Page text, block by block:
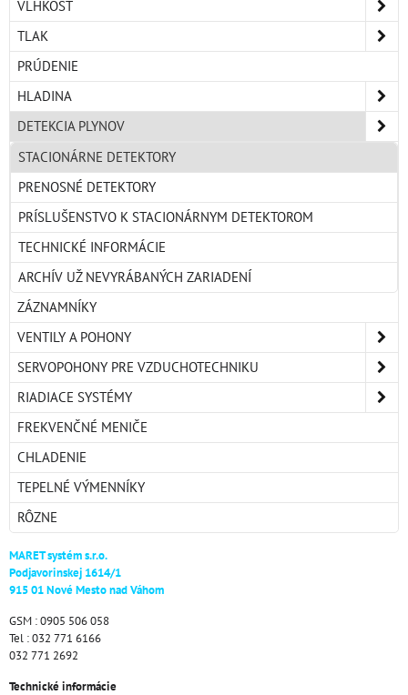
VLHKOSŤ
TLAK
PRÚDENIE
HLADINA
DETEKCIA PLYNOV
STACIONÁRNE DETEKTORY
PRENOSNÉ DETEKTORY
PRÍSLUŠENSTVO K STACIONÁRNYM DETEKTOROM
TECHNICKÉ INFORMÁCIE
ARCHÍV UŽ NEVYRÁBANÝCH ZARIADENÍ
ZÁZNAMNÍKY
VENTILY A POHONY
SERVOPOHONY PRE VZDUCHOTECHNIKU
RIADIACE SYSTÉMY
FREKVENČNÉ MENIČE
CHLADENIE
TEPELNÉ VÝMENNÍKY
RÔZNE
MARET systém s.r.o.
Podjavorinskej 1614/1
915 01 Nové Mesto nad Váhom
GSM : 0905 506 058
Tel : 032 771 6166
032 771 2692
Technické informácie